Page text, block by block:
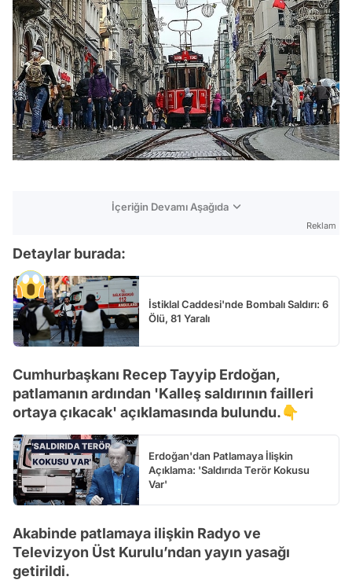
İçeriğin Devamı Aşağıda
Reklam
Detaylar burada:
İstiklal Caddesi'nde Bombalı Saldırı: 6
Ölü, 81 Yaralı
Cumhurbaşkanı Recep Tayyip Erdoğan,
patlamanın ardından 'Kalleş saldırının failleri
ortaya çıkacak' açıklamasında bulundu.👇
Erdoğan'dan Patlamaya İlişkin
Açıklama: 'Saldırıda Terör Kokusu
Var'
Akabinde patlamaya ilişkin Radyo ve
Televizyon Üst Kurulu’ndan yayın yasağı
getirildi.